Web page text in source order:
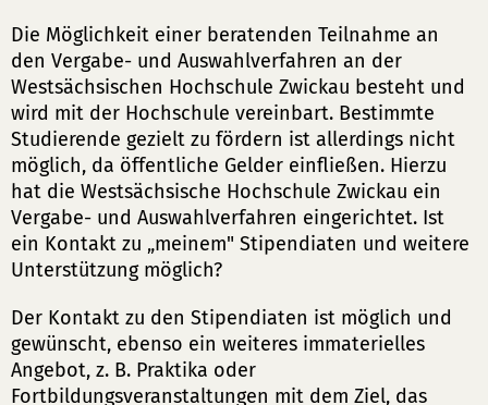
Die Möglichkeit einer beratenden Teilnahme an
den Vergabe- und Auswahlverfahren an der
Westsächsischen Hochschule Zwickau besteht und
wird mit der Hochschule vereinbart. Bestimmte
Studierende gezielt zu fördern ist allerdings nicht
möglich, da öffentliche Gelder einfließen. Hierzu
hat die Westsächsische Hochschule Zwickau ein
Vergabe- und Auswahlverfahren eingerichtet. Ist
ein Kontakt zu „meinem" Stipendiaten und weitere
Unterstützung möglich?
Der Kontakt zu den Stipendiaten ist möglich und
gewünscht, ebenso ein weiteres immaterielles
Angebot, z. B. Praktika oder
Fortbildungsveranstaltungen mit dem Ziel, das